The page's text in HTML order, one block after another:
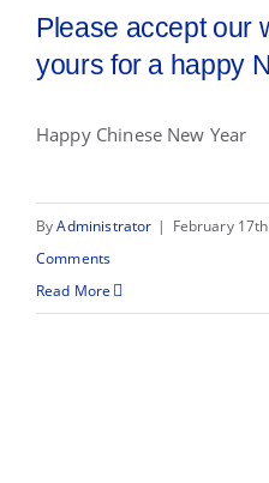
Please accept our
yours for a happy
Happy Chinese New Year
ByAdministrator | February
Comments
Read More